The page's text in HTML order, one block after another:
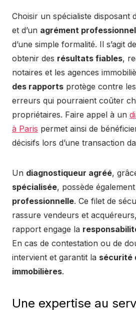
Choisir un spécialiste disposant
et d’un agrément professionnel
d’une simple formalité. Il s’agit
obtenir des résultats fiables,
notaires et les agences
des rapports protège contre
erreurs qui pourraient coûter
propriétaires. Faire appel à un
à Paris permet ainsi de
décisifs lors d’une transaction
Un diagnostiqueur agréé,
spécialisée, possède
professionnelle. Ce filet de
rassure vendeurs et
rapport engage la
En cas de contestation ou de
intervient et garantit la sécurité
immobilières.
Une expertise au